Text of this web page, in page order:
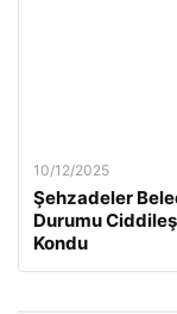
10/12/2025
Şehzadeler
Durumu
Kondu